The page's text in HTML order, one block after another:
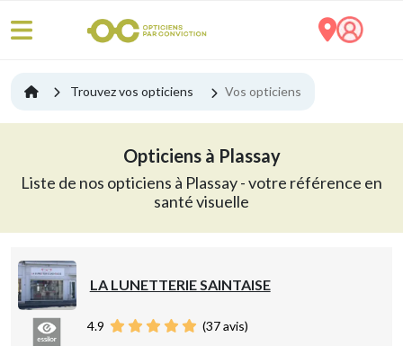
Trouvez vos opticiens Vos opticiens
Opticiens à Plassay
Liste de nos opticiens à Plassay - votre référence en
santé visuelle
LA LUNETTERIE SAINTAISE
4.9 (37avis)